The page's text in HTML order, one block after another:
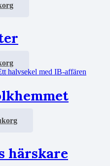
härskare